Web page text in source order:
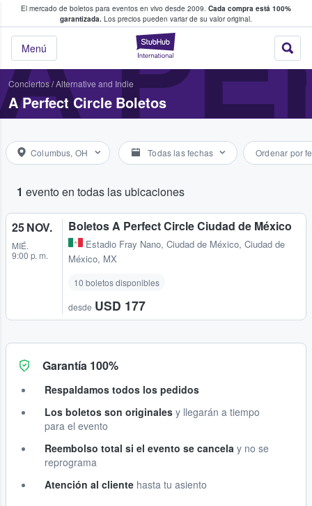
El mercado de boletos para eventos en vivo desde 2009. Cada compra está 100%
garantizada. Los precios pueden variar de su valor original.
StubHub: donde
Menú
fans compran y venden boletos
Conciertos/Alternative and Indie
A Perfect Circle Boletos
Columbus, OH Todas las fechas Ordenar por
1 evento en todas las ubicaciones
25 NOV.
MIÉ.
9:00 p. m.
Boletos A Perfect Circle Ciudad de México
Estadio Fray Nano, Ciudad de México, Ciudad de
México, MX
10 boletos disponibles
desde USD 177
Garantía 100%
Respaldamos todos los pedidos
Los boletos son originales y llegarán a tiempo
para el evento
Reembolso total si el evento se cancela y no se
reprograma
Atención al cliente hasta tu asiento